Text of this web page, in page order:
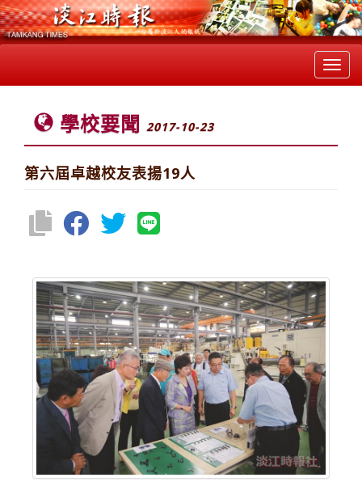
學校要聞 2017-10-23
第六屆卓越校友表揚19人